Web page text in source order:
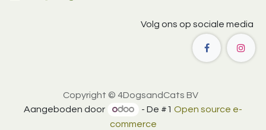
Volg ons op sociale media
Copyright © 4DogsandCats BV
Aangeboden door
- De #1 Open source e-
commerce